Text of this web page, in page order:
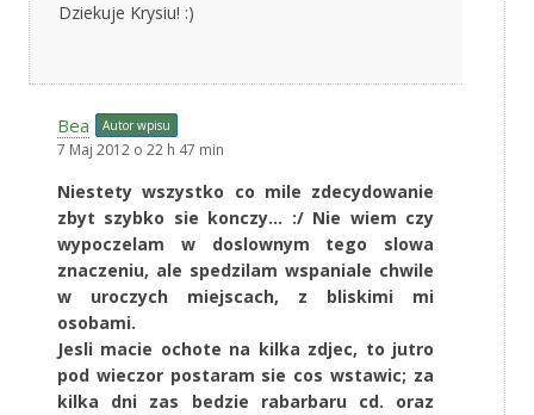
Dziekuje Krysiu! :)
Bea Autor wpisu
7 Maj 2012 o 22 h 47 min
Niestety wszystko co mile zdecydowanie
zbyt szybko sie konczy… :/ Nie wiem czy
wypoczelam w doslownym tego slowa
znaczeniu, ale spedzilam wspaniale chwile
w uroczych miejscach, z bliskimi mi
osobami.
Jesli macie ochote na kilka zdjec, to jutro
pod wieczor postaram sie cos wstawic; za
kilka dni zas bedzie rabarbaru cd. oraz